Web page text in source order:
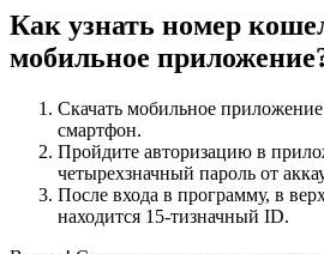
Как узнать номер
мобильное
Скачать мобильное
смартфон.
Пройдите авторизацию в
четырехзначный пароль от
После входа в программу, в
находится 15-тизначный ID.